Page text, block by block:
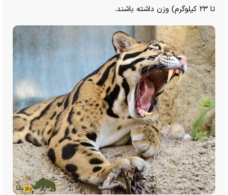
تا ۲۳ کیلوگرم) وزن داشته باشند.